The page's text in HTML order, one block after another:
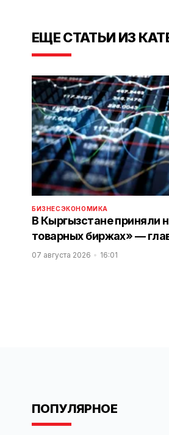
ЕЩЕ СТАТЬИ ИЗ
БИЗНЕСЭКОНОМИКА
В Кыргызстане приняли
товарных биржах» —
07 августа 2026 16:01
ПОПУЛЯРНОЕ